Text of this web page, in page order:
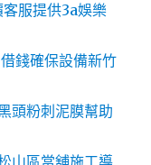
服提供3a娛樂
錢確保設備新竹
頭粉刺泥膜幫助